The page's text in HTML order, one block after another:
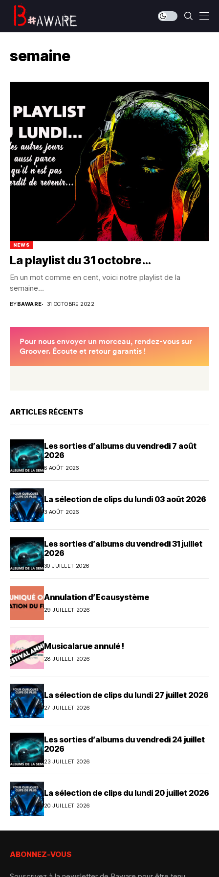
semaine
NEWS
La playlist du 31 octobre…
En un mot comme en cent, voici notre playlist de la
semaine...
BYBAWARE 31 OCTOBRE 2022
ARTICLES RÉCENTS
Les sorties d’albums du vendredi 7 août
2026
6 AOÛT 2026
La sélection de clips du lundi 03 août 2026
3 AOÛT 2026
Les sorties d’albums du vendredi 31 juillet
2026
30 JUILLET 2026
Annulation d’Ecausystème
29 JUILLET 2026
Musicalarue annulé !
28 JUILLET 2026
La sélection de clips du lundi 27 juillet 2026
27 JUILLET 2026
Les sorties d’albums du vendredi 24 juillet
2026
23 JUILLET 2026
La sélection de clips du lundi 20 juillet 2026
20 JUILLET 2026
ABONNEZ-VOUS